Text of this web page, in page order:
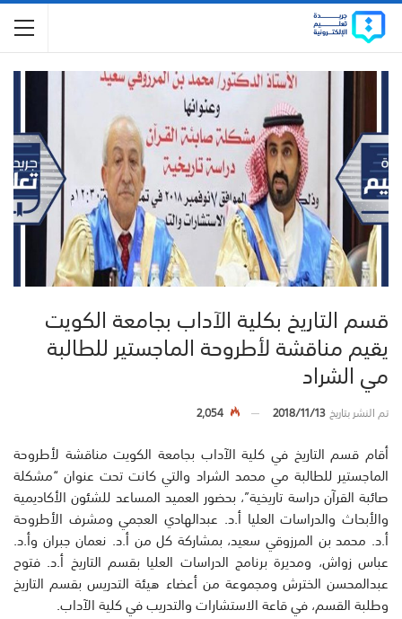
قسم التاريخ بكلية الآداب بجامعة الكويت
يقيم مناقشة لأطروحة الماجستير للطالبة
مي الشراد
تم النشر بتاريخ2018/11/13
2,054
أقام قسم التاريخ في كلية الآداب بجامعة الكويت مناقشة لأطروحة
الماجستير للطالبة مي محمد الشراد والتي كانت تحت عنوان “مشكلة
صائبة القرآن دراسة تاريخية”، بحضور العميد المساعد للشئون الأكاديمية
والأبحاث والدراسات العليا أ.د. عبدالهادي العجمي ومشرف الأطروحة
أ.د. محمد بن المرزوقي سعيد، بمشاركة كل من أ.د. نعمان جبران وأ.د.
عباس زواش، ومديرة برنامج الدراسات العليا بقسم التاريخ أ.د. فتوح
عبدالمحسن الخترش ومجموعة من أعضاء هيئة التدريس بقسم التاريخ
وطلبة القسم، في قاعة الاستشارات والتدريب في كلية الآداب.